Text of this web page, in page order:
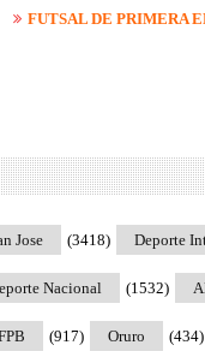
FUTSAL DE PRIMERA
Jose Deporte
(3418)
Nacional (1532)
Oruro
(917) (434)